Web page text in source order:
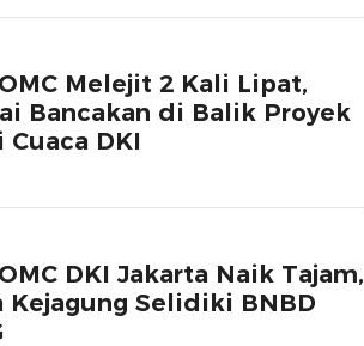
Melejit 2 Kali Lipat,
Bancakan di Balik Proyek
DKI
DKI Jakarta Naik Tajam,
Kejagung Selidiki BNBD